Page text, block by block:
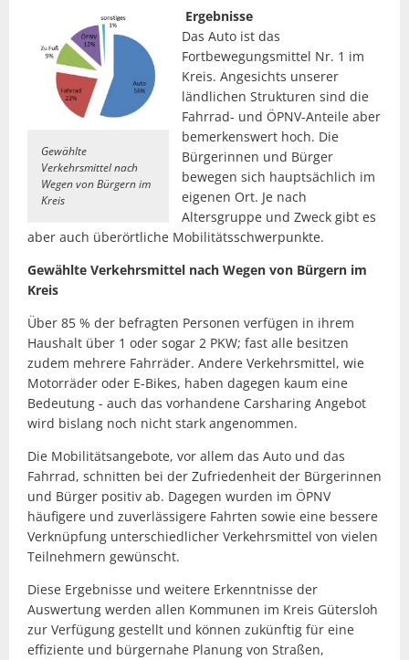
Gewählte
Verkehrsmittel nach
Wegen von Bürgern im
Kreis
Ergebnisse
Das Auto ist das
Fortbewegungsmittel Nr. 1 im
Kreis. Angesichts unserer
ländlichen Strukturen sind die
Fahrrad- und ÖPNV-Anteile aber
bemerkenswert hoch. Die
Bürgerinnen und Bürger
bewegen sich hauptsächlich im
eigenen Ort. Je nach
Altersgruppe und Zweck gibt es
aber auch überörtliche Mobilitätsschwerpunkte.
Gewählte Verkehrsmittel nach Wegen von Bürgern im
Kreis
Über 85 % der befragten Personen verfügen in ihrem
Haushalt über 1 oder sogar 2 PKW; fast alle besitzen
zudem mehrere Fahrräder. Andere Verkehrsmittel, wie
Motorräder oder E-Bikes, haben dagegen kaum eine
Bedeutung - auch das vorhandene Carsharing Angebot
wird bislang noch nicht stark angenommen.
Die Mobilitätsangebote, vor allem das Auto und das
Fahrrad, schnitten bei der Zufriedenheit der Bürgerinnen
und Bürger positiv ab. Dagegen wurden im ÖPNV
häufigere und zuverlässigere Fahrten sowie eine bessere
Verknüpfung unterschiedlicher Verkehrsmittel von vielen
Teilnehmern gewünscht.
Diese Ergebnisse und weitere Erkenntnisse der
Auswertung werden allen Kommunen im Kreis Gütersloh
zur Verfügung gestellt und können zukünftig für eine
effiziente und bürgernahe Planung von Straßen,